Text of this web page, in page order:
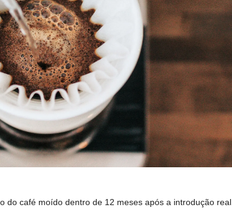
do café moído dentro de 12 meses após a introdução real.